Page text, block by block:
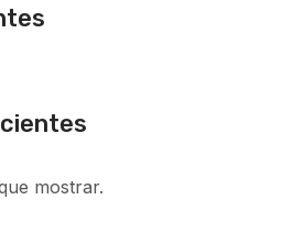
mostrar.